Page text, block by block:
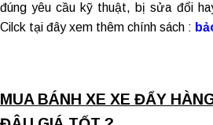
đúng yêu cầu kỹ thuật, bị sửa đổi
Cilck tại đây xem thêm chính sách :
MUA BÁNH XE XE ĐẨY